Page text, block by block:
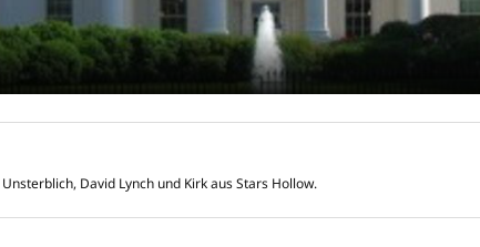
David Lynch und Kirk aus Stars Hollow.